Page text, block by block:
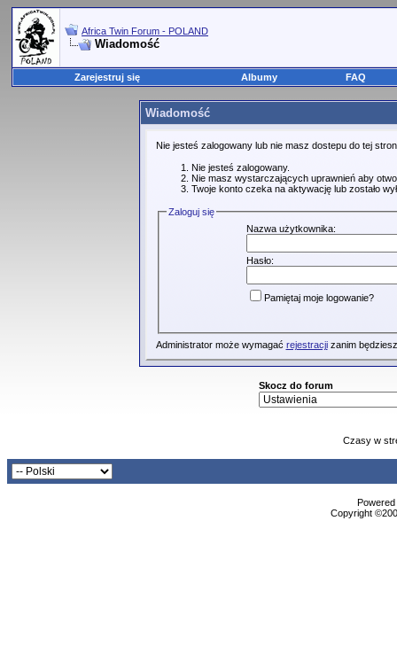
Africa Twin Forum - POLAND
Wiadomość
Zarejestruj się Albumy FAQ
Wiadomość
Nie jesteś zalogowany lub nie masz dostepu do tej
Nie jesteś zalogowany.
Nie masz wystarczających uprawnień aby
Twoje konto czeka na aktywację lub zostało
Zaloguj się
Nazwa użytkownika:
Hasło:
Pamiętaj moje logowanie?
Administrator może wymagać rejestracjizanim
Skocz do forum
Czasy w
Copyright